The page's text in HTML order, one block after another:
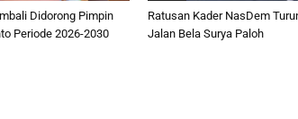
Didorong Pimpin
Periode 2026-2030
Ratusan Kader NasDem
Jalan Bela Surya Paloh